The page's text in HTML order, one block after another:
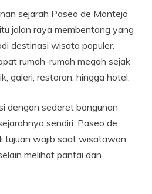
sejarah Paseo de Montejo
jalan raya membentang yang
destinasi wisata populer.
rumah-rumah megah sejak
galeri, restoran, hingga hotel.
dengan sederet bangunan
sendiri. Paseo de
tujuan wajib saat wisatawan
melihat pantai dan